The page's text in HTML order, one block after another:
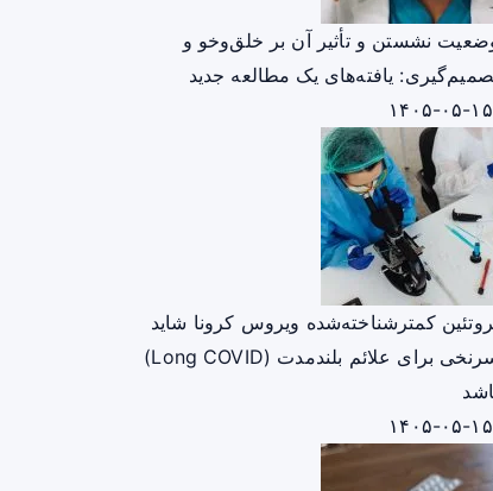
نشستن و تأثیر آن بر خلق‌وخو و
یافته‌های یک مطالعه جدید
کمترشناخته‌شده ویروس کرونا شاید
سرنخی برای علائم بلندمدت (Long COVID)